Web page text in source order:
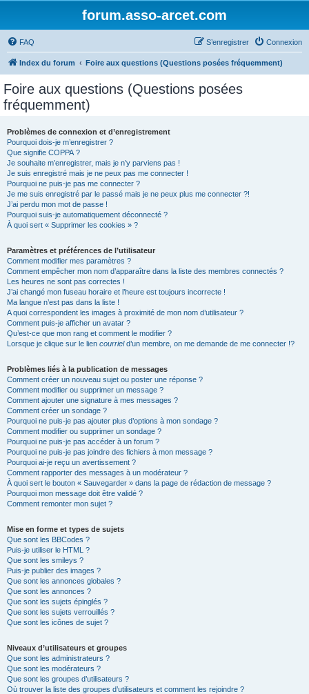
forum.asso-arcet.com
FAQ Connexion
S’enregistrer
Index du forum Foire aux questions (Questions posées fréquemment)
Foire aux questions (Questions posées
fréquemment)
Problèmes de connexion et d’enregistrement
Pourquoi dois-je m’enregistrer ?
Que signifie COPPA ?
Je souhaite m’enregistrer, mais je n’y parviens pas !
Je suis enregistré mais je ne peux pas me connecter !
Pourquoi ne puis-je pas me connecter ?
Je me suis enregistré par le passé mais je ne peux plus me connecter ?!
J’ai perdu mon mot de passe !
Pourquoi suis-je automatiquement déconnecté ?
À quoi sert « Supprimer les cookies » ?
Paramètres et préférences de l’utilisateur
Comment modifier mes paramètres ?
Comment empêcher mon nom d’apparaître dans la liste des membres connectés ?
Les heures ne sont pas correctes !
J’ai changé mon fuseau horaire et l’heure est toujours incorrecte !
Ma langue n’est pas dans la liste !
A quoi correspondent les images à proximité de mon nom d’utilisateur ?
Comment puis-je afficher un avatar ?
Qu’est-ce que mon rang et comment le modifier ?
Lorsque je clique sur le lien courrield’un membre, on me demande de me connecter !?
Problèmes liés à la publication de messages
Comment créer un nouveau sujet ou poster une réponse ?
Comment modifier ou supprimer un message ?
Comment ajouter une signature à mes messages ?
Comment créer un sondage ?
Pourquoi ne puis-je pas ajouter plus d’options à mon sondage ?
Comment modifier ou supprimer un sondage ?
Pourquoi ne puis-je pas accéder à un forum ?
Pourquoi ne puis-je pas joindre des fichiers à mon message ?
Pourquoi ai-je reçu un avertissement ?
Comment rapporter des messages à un modérateur ?
À quoi sert le bouton « Sauvegarder » dans la page de rédaction de message ?
Pourquoi mon message doit être validé ?
Comment remonter mon sujet ?
Mise en forme et types de sujets
Que sont les BBCodes ?
Puis-je utiliser le HTML ?
Que sont les smileys ?
Puis-je publier des images ?
Que sont les annonces globales ?
Que sont les annonces ?
Que sont les sujets épinglés ?
Que sont les sujets verrouillés ?
Que sont les icônes de sujet ?
Niveaux d’utilisateurs et groupes
Que sont les administrateurs ?
Que sont les modérateurs ?
Que sont les groupes d’utilisateurs ?
Où trouver la liste des groupes d’utilisateurs et comment les rejoindre ?